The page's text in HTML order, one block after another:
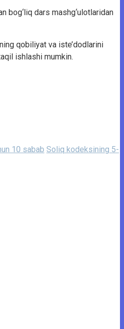
bog‘liq dars mashg‘ulotlaridan
qobiliyat va iste’dodlarini
ishlashi mumkin.
10 sabab Soliq kodeksining 5-